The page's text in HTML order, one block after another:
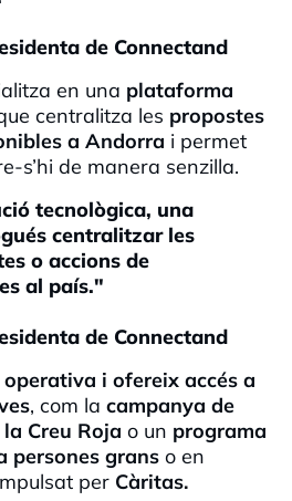
de Connectand
en una plataforma
centralitza les propostes
a Andorra i permet
s’hi de manera senzilla.
tecnològica, una
centralitzar les
o accions de
al país."
de Connectand
i ofereix accés a
, com la campanya de
Creu Roja o un programa
persones grans o en
per Càritas.